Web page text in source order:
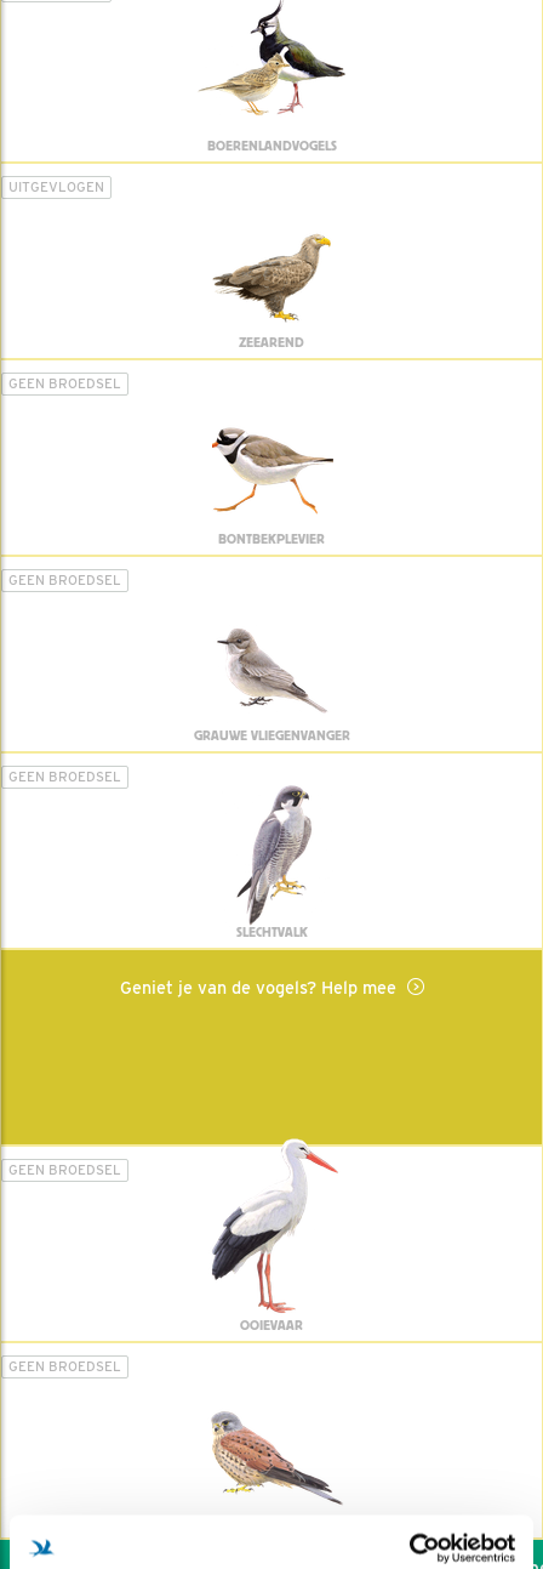
BOERENLANDVOGELS
UITGEVLOGEN
ZEEAREND
GEEN BROEDSEL
BONTBEKPLEVIER
GEEN BROEDSEL
GRAUWE VLIEGENVANGER
GEEN BROEDSEL
SLECHTVALK
Geniet je van de vogels? Help mee
GEEN BROEDSEL
OOIEVAAR
GEEN BROEDSEL